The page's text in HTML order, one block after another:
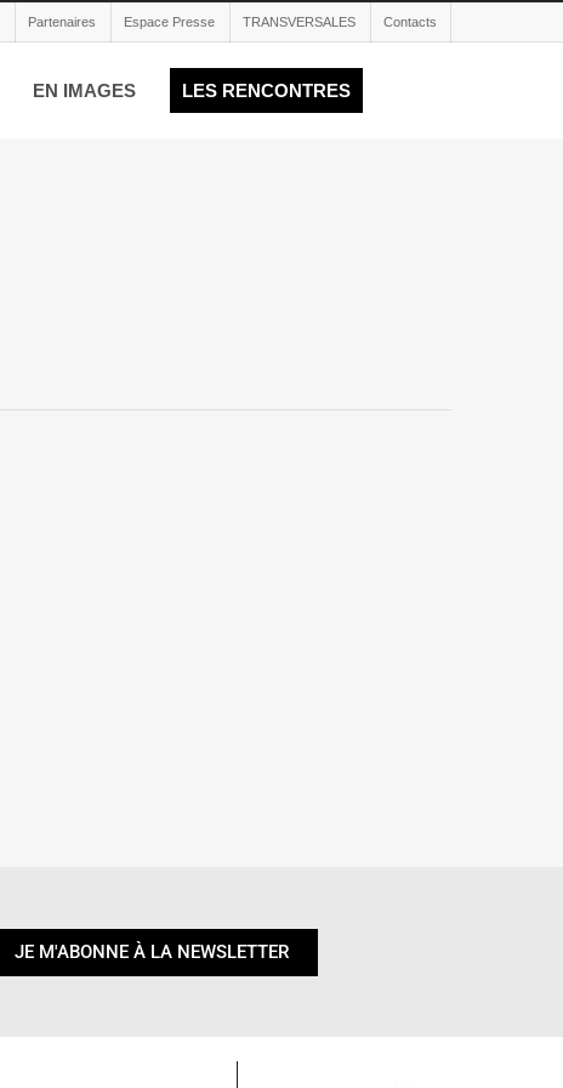
Partenaires Espace Presse TRANSVERSALES Contacts
EN IMAGES LES RENCONTRES
JE M'ABONNE À LA NEWSLETTER